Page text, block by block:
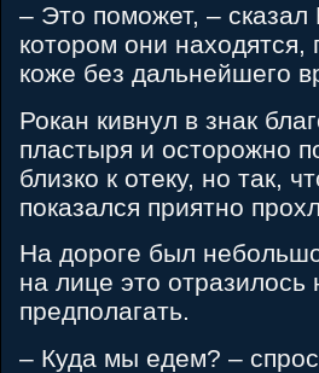
– Это поможет, –
котором они
коже без дальнейшего
Рокан кивнул в знак
пластыря и осторожно
близко к отеку, но так,
показался приятно
На дороге был
на лице это отразилось
предполагать.
– Куда мы едем? –